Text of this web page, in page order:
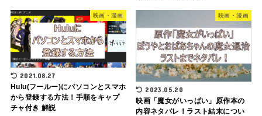
映画・漫画
2021.08.27
Hulu(フールー)にパソコンとスマホ
から登録する方法！手順をキャプ
チャ付き 解説
映画・漫画
2023.05.20
映画「魔女がいっぱい」原作本の
内容ネタバレ！ラスト結末につい